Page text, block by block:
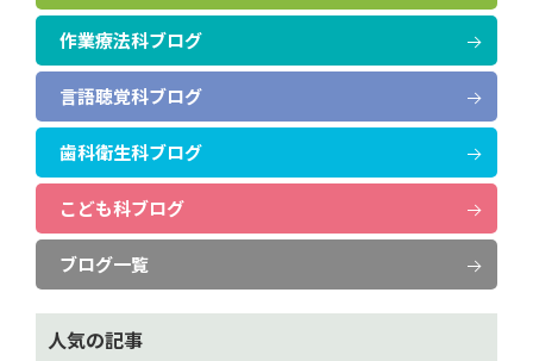
作業療法科ブログ
言語聴覚科ブログ
歯科衛生科ブログ
こども科ブログ
ブログ一覧
人気の記事